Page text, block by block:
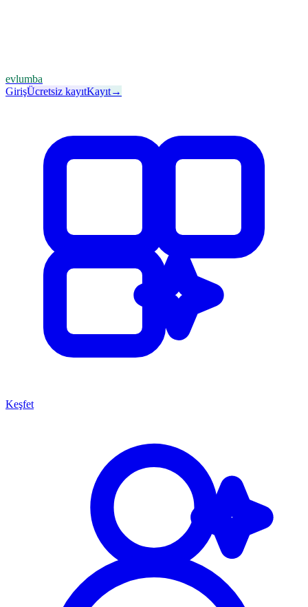
evlumba
GirişÜcretsiz kayıtKayıt→
Keşfet